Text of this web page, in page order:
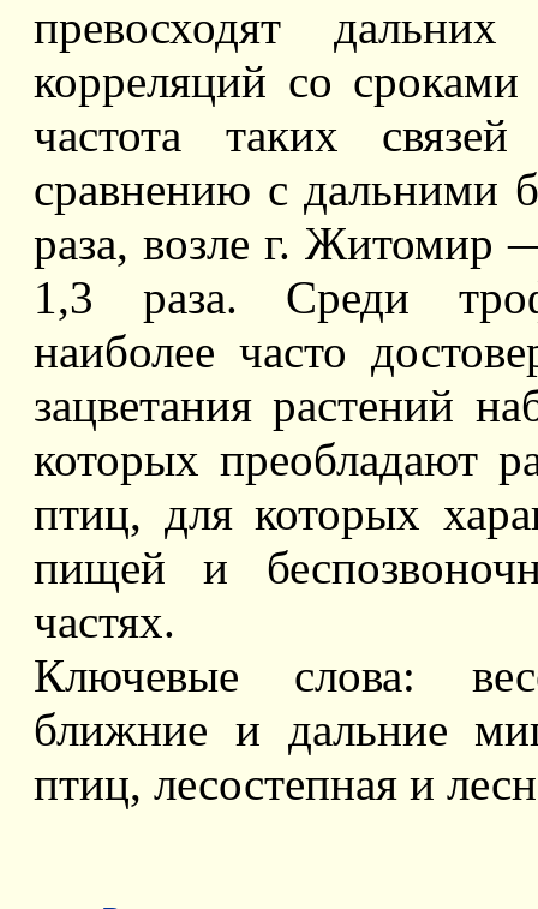
превосходят
корреляций со сроками
частота таких
сравнению с
раза, возле г. Житомир
1,3 раза. Среди
наиболее часто
зацветания растений
которых преобладают
птиц, для которых
пищей и
частях.
Ключевые слова:
ближние и дальние
птиц, лесостепная и